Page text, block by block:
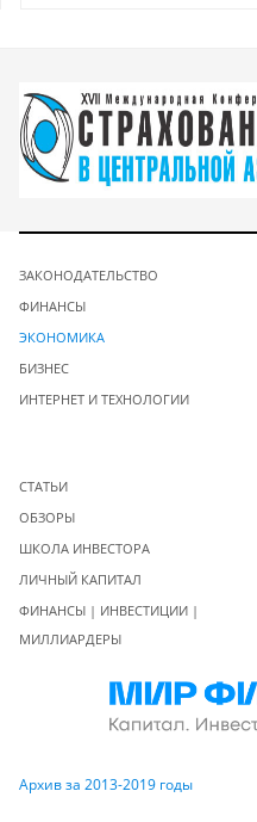
ЗАКОНОДАТЕЛЬСТВО
ФИНАНСЫ
ЭКОНОМИКА
БИЗНЕС
ИНТЕРНЕТ И ТЕХНОЛОГИИ
СТАТЬИ
ОБЗОРЫ
ШКОЛА ИНВЕСТОРА
ЛИЧНЫЙ КАПИТАЛ
ФИНАНСЫ | ИНВЕСТИЦИИ |
МИЛЛИАРДЕРЫ
Архив за 2013-2019 годы